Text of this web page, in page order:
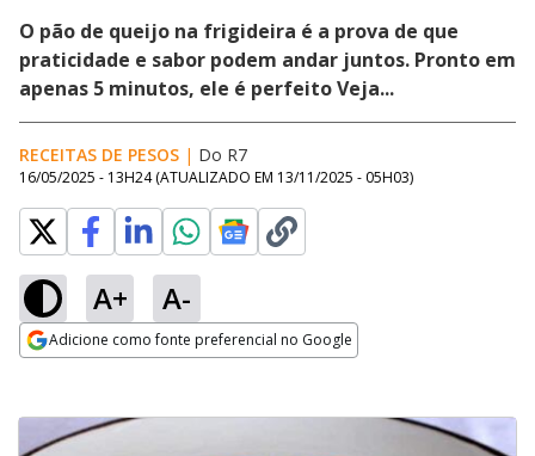
O pão de queijo na frigideira é a prova de que
praticidade e sabor podem andar juntos. Pronto em
apenas 5 minutos, ele é perfeito Veja...
RECEITAS DE PESOS | Do R7
16/05/2025 - 13H24 (ATUALIZADO EM 13/11/2025 - 05H03)
A+ A-
Adicione como fonte preferencial no Google